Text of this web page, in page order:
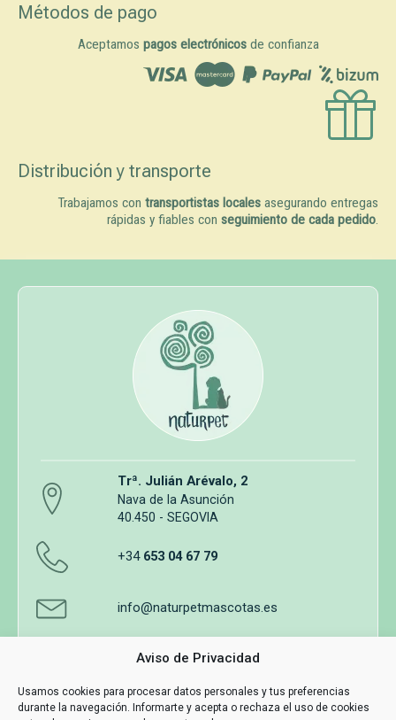
Aviso de Privacidad
Usamos cookies para procesar datos personales y tus preferencias
durante la navegación. Informarte y acepta o rechaza el uso de cookies
Métodos de pago
Aceptamos pagos electrónicosde confianza
Distribución y transporte
Trabajamos con transportistas locales asegurando entregas
rápidas y fiables con seguimiento de cada pedido.
Trª. Julián Arévalo, 2
Nava de la Asunción
40.450 - SEGOVIA
+34 653 04 67 79
info@naturpetmascotas.es